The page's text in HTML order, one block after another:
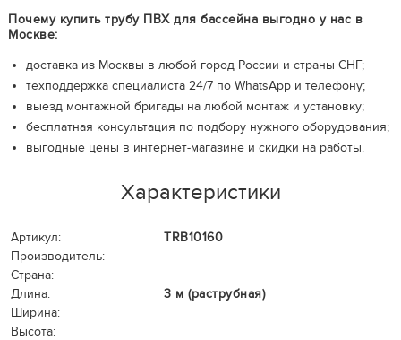
Почему купить трубу ПВХ для бассейна выгодно у нас в
Москве:
доставка из Москвы в любой город России и страны СНГ;
техподдержка специалиста 24/7 по WhatsApp и телефону;
выезд монтажной бригады на любой монтаж и установку;
бесплатная консультация по подбору нужного оборудования;
выгодные цены в интернет-магазине и скидки на работы.
Характеристики
Артикул:
TRB10160
Производитель:
Страна:
Длина:
3 м (раструбная)
Ширина:
Высота: